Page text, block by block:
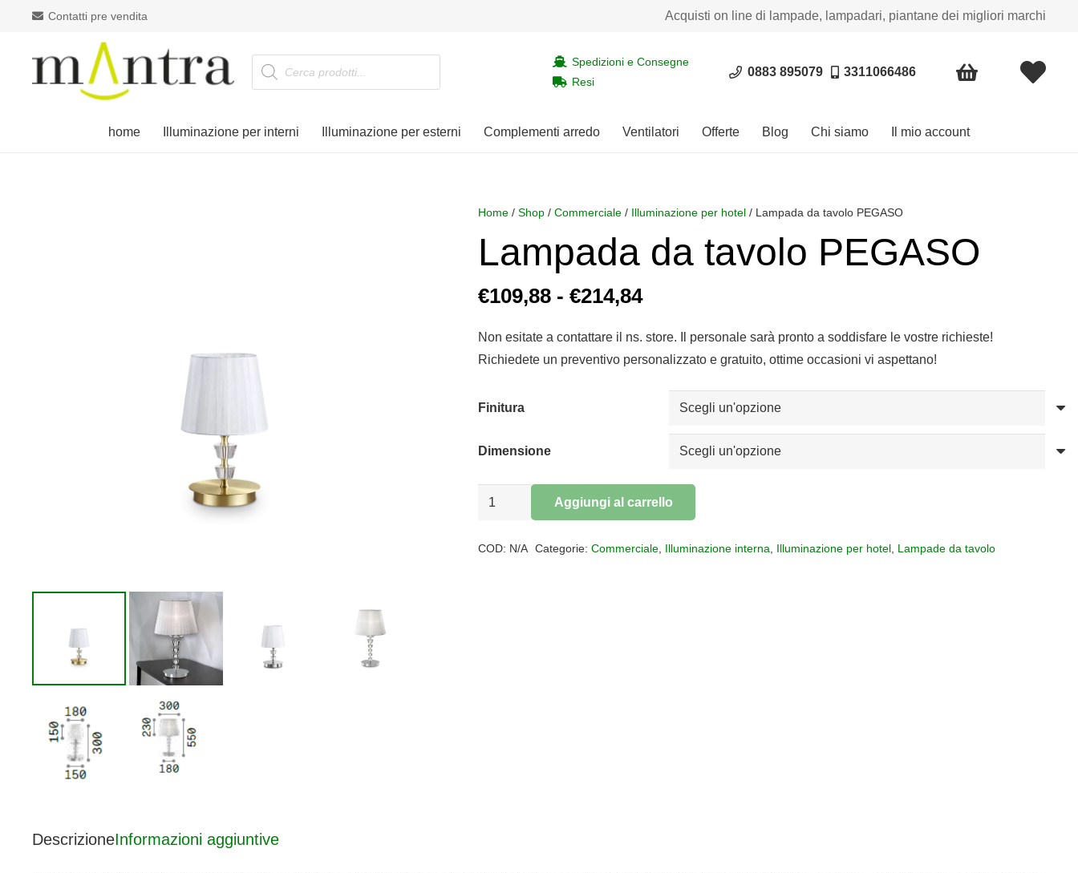
Contatti pre vendita Acquisti on line di lampade, lampadari, piantane dei migliori marchi
Products
search
Spedizioni e Consegne
Resi
0883 895079 3311066486
home Illuminazione per interni Illuminazione per esterni Complementi arredo Ventilatori Offerte Blog Chi siamo Il mio account
Home /Shop /Commerciale / Illuminazione per hotel / Lampada da tavolo PEGASO
Lampada da tavolo PEGASO
€109,88 - €214,84Fascia
prezzo:
da
€214,84
Non esitate a contattare il ns. store. Il personale sarà pronto a soddisfare le vostre richieste!
Richiedete un preventivo personalizzato e gratuito, ottime occasioni vi aspettano!
Finitura
Dimensione
Lampada
Aggiungi al carrello
COD: N/A Categorie: Commerciale, Illuminazione interna Illuminazione per hotel, Lampade da tavolo
DescrizioneInformazioni aggiuntive